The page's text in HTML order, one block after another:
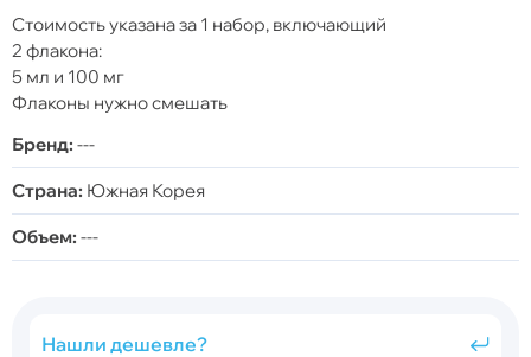
Стоимость указана за 1 набор, включающий
2 флакона:
5 мл и 100 мг
Флаконы нужно смешать
Бренд: ---
Страна: Южная Корея
Объем: ---
Нашли дешевле?